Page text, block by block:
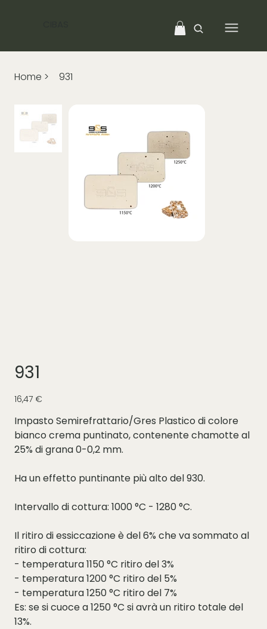
Home > 931
931
Prezzo
16,47 €
Impasto Semirefrattario/Gres Plastico di colore
bianco crema puntinato, contenente chamotte al
25% di grana 0-0,2 mm.
Ha un effetto puntinante più alto del 930.
Intervallo di cottura: 1000 °C - 1280 °C.
Il ritiro di essiccazione è del 6% che va sommato al
ritiro di cottura:
- temperatura 1150 °C ritiro del 3%
- temperatura 1200 °C ritiro del 5%
- temperatura 1250 °C ritiro del 7%
Es: se si cuoce a 1250 °C si avrà un ritiro totale del
13%.